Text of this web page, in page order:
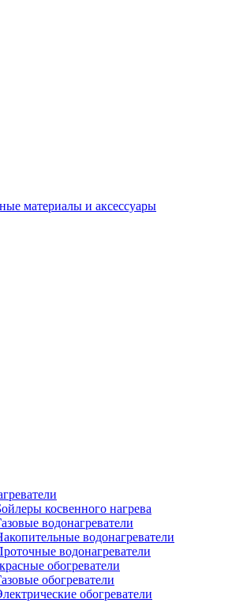
материалы и аксессуары
косвенного нагрева
водонагреватели
водонагреватели
водонагреватели
обогреватели
обогреватели
обогреватели